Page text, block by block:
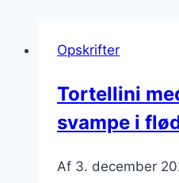
Opskrifter
Tortellini
svampe i
Af 3. december